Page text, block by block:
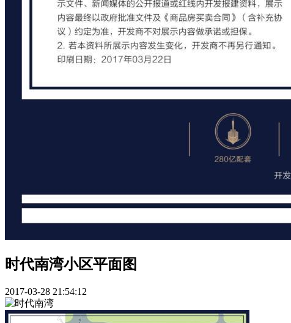
时代南湾小区平面图
2017-03-28 21:54:12